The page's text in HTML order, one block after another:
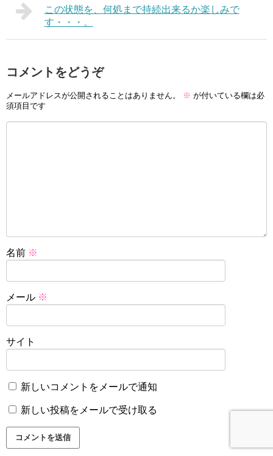
この状態を、何処まで持続出来るか楽しみで
す・・・。
コメントをどうぞ
メールアドレスが公開されることはありません。 ※ が付いている欄は必
須項目です
名前 ※
メール ※
サイト
新しいコメントをメールで通知
新しい投稿をメールで受け取る